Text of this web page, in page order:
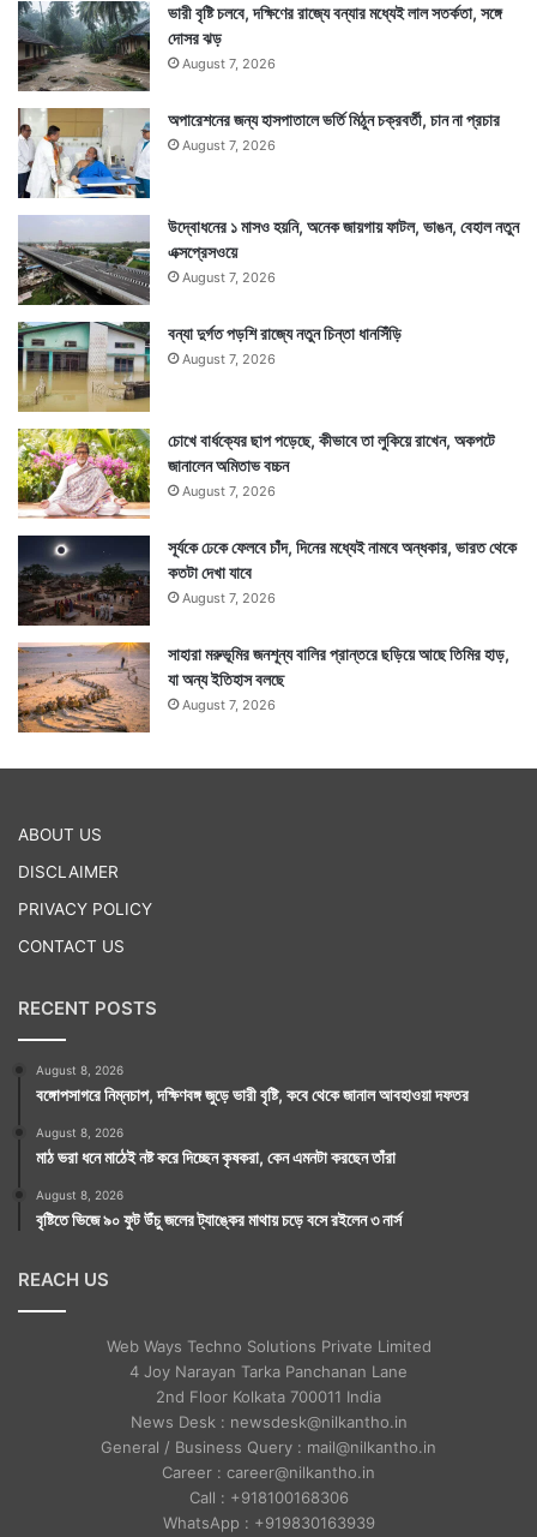
ভারী বৃষ্টি চলবে, দক্ষিণের রাজ্যে বন্যার মধ্যেই লাল সতর্কতা, সঙ্গে
দোসর ঝড়
August 7, 2026
অপারেশনের জন্য হাসপাতালে ভর্তি মিঠুন চক্রবর্তী, চান না প্রচার
August 7, 2026
উদ্বোধনের ১ মাসও হয়নি, অনেক জায়গায় ফাটল, ভাঙন, বেহাল নতুন
এক্সপ্রেসওয়ে
August 7, 2026
বন্যা দুর্গত পড়শি রাজ্যে নতুন চিন্তা ধানসিঁড়ি
August 7, 2026
চোখে বার্ধক্যের ছাপ পড়েছে, কীভাবে তা লুকিয়ে রাখেন, অকপটে
জানালেন অমিতাভ বচ্চন
August 7, 2026
সূর্যকে ঢেকে ফেলবে চাঁদ, দিনের মধ্যেই নামবে অন্ধকার, ভারত থেকে
কতটা দেখা যাবে
August 7, 2026
সাহারা মরুভূমির জনশূন্য বালির প্রান্তরে ছড়িয়ে আছে তিমির হাড়,
যা অন্য ইতিহাস বলছে
August 7, 2026
ABOUT US
DISCLAIMER
PRIVACY POLICY
CONTACT US
RECENT POSTS
August 8, 2026
বঙ্গোপসাগরে নিম্নচাপ, দক্ষিণবঙ্গ জুড়ে ভারী বৃষ্টি, কবে থেকে জানাল আবহাওয়া দফতর
August 8, 2026
মাঠ ভরা ধনে মাঠেই নষ্ট করে দিচ্ছেন কৃষকরা, কেন এমনটা করছেন তাঁরা
August 8, 2026
বৃষ্টিতে ভিজে ৯০ ফুট উঁচু জলের ট্যাঙ্কের মাথায় চড়ে বসে রইলেন ৩ নার্স
REACH US
Web Ways Techno Solutions Private Limited
4 Joy Narayan Tarka Panchanan Lane
2nd Floor Kolkata 700011 India
News Desk : newsdesk@nilkantho.in
General / Business Query : mail@nilkantho.in
Career : career@nilkantho.in
Call : +918100168306
WhatsApp : +919830163939